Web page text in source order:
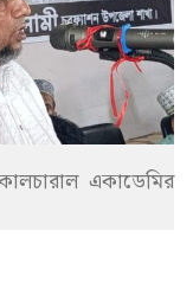
একাডেমির